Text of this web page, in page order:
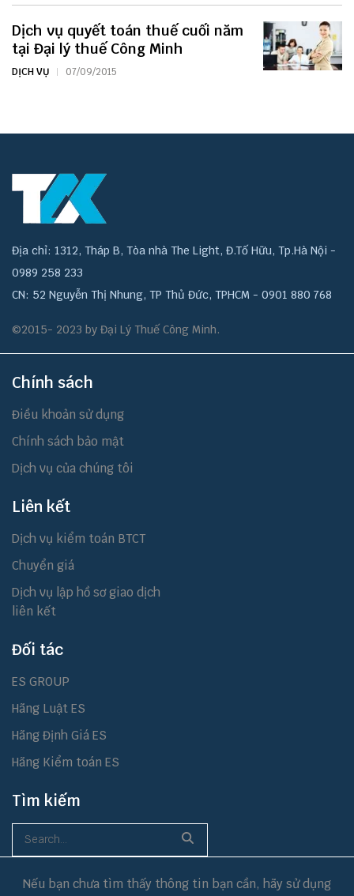
Dịch vụ quyết toán thuế cuối năm
tại Đại lý thuế Công Minh
DỊCH VỤ 07/09/2015
Địa chỉ: 1312, Tháp B, Tòa nhà The Light, Đ.Tố Hữu, Tp.Hà Nội -
0989 258 233
CN: 52 Nguyễn Thị Nhung, TP Thủ Đức, TPHCM - 0901 880 768
©2015- 2023 by Đại Lý Thuế Công Minh.
Chính sách
Điều khoản sử dụng
Chính sách bảo mật
Dịch vụ của chúng tôi
Liên kết
Dịch vụ kiểm toán BTCT
Chuyển giá
Dịch vụ lập hồ sơ giao dịch
liên kết
Đối tác
ES GROUP
Hãng Luật ES
Hãng Định Giá ES
Hãng Kiểm toán ES
Tìm kiếm
Nếu bạn chưa tìm thấy thông tin bạn cần, hãy sử dụng